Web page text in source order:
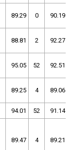
89.29 0 90.19
88.81 2 92.27
95.05 52 92.51
89.25 4 89.06
94.01 52 91.14
89.47 4 89.21